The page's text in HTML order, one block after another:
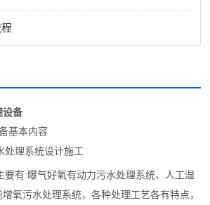
设备
基本内容
处理系统设计施工
要有:曝气好氧有动力污水处理系统、人工湿
氧污水处理系统，各种处理工艺各有特点，